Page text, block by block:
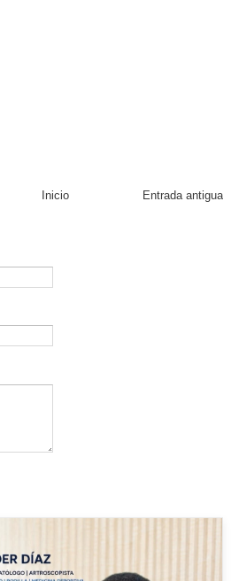
Entrada antigua
Inicio